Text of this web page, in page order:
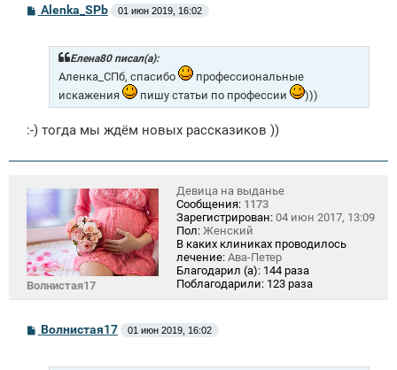
С
о
Alenka_SPb 01 июн 2019, 16:02
Елена80 писал(а):
Аленка_СПб, спасибо
профессиональные
искажения
пишу статьи по профессии )))
:-) тогда мы ждём новых рассказиков ))
Волнистая17
Девица на выданье
Сообщения: 1173
Зарегистрирован: 04 июн 2017, 13:09
Пол: Женский
В каких клиниках проводилось
лечение: Ава-Петер
Благодарил (а): 144 раза
Поблагодарили: 123 раза
СВолнистая17 01 июн 2019, 16:02